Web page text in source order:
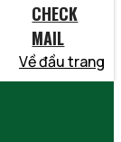
CHECK
MAIL
Về đầu trang